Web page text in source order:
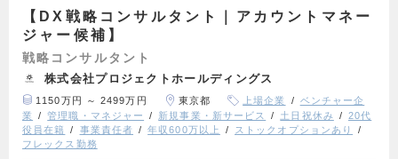
【DX戦略コンサルタント｜アカウントマネー
ジャー候補】
戦略コンサルタント
株式会社プロジェクトホールディングス
1150万円 ～ 2499万円 東京都 上場企業
ベンチャー企
業
管理職・マネジャー 新規事業・新サービス 土日祝休み
20代
役員在籍
事業責任者 年収600万以上
ストックオプションあり
フレックス勤務